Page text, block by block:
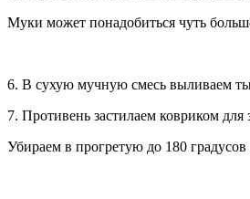
Муки может понадобиться чуть
6. В сухую мучную смесь выливаем
7. Противень застилаем ковриком
Убираем в прогретую до 180